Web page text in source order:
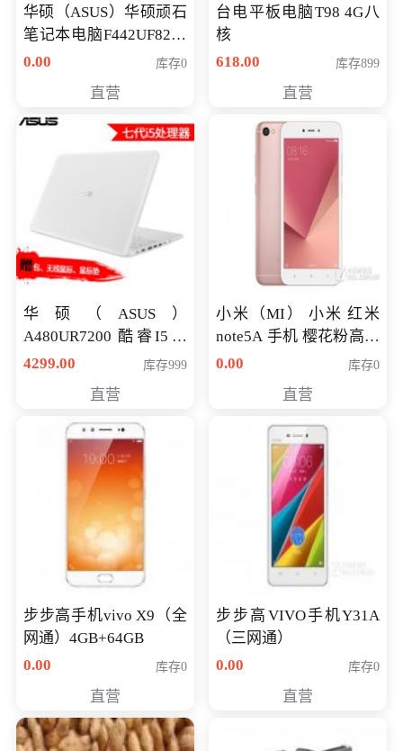
华硕（ASUS）华硕顽石
笔记本电脑F442UF8250
八代独显轻薄办公商务
0.00 库存0
直营
台电平板电脑T98 4G八
核
618.00
库存899
直营
华硕（ASUS）
A480UR7200 酷睿I5超
薄学生办公游戏独显笔
NV930-2G独
4299.00 库存999
直营
小米（MI） 小米 红米
note5A 手机 樱花粉高配
版 全网通(3G+32G)
0.00 库存0
直营
步步高手机vivo X9（全
网通）4GB+64GB
0.00
库存0
直营
步步高VIVO手机Y31A
（三网通）
0.00
库存0
直营